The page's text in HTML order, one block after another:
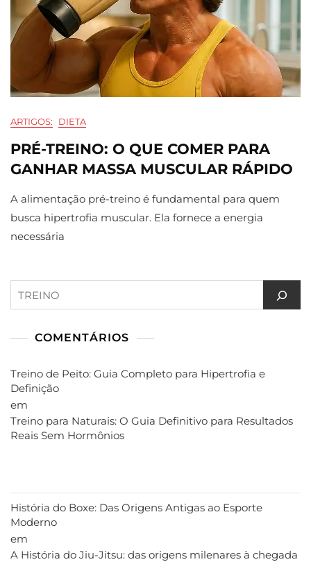
ARTIGOS: DIETA
PRÉ-TREINO: O QUE COMER PARA
GANHAR MASSA MUSCULAR RÁPIDO
A alimentação pré-treino é fundamental para quem
busca hipertrofia muscular. Ela fornece a energia
necessária
COMENTÁRIOS
Treino de Peito: Guia Completo para Hipertrofia e
Definição
em
Treino para Naturais: O Guia Definitivo para Resultados
Reais Sem Hormônios
História do Boxe: Das Origens Antigas ao Esporte
Moderno
em
A História do Jiu-Jitsu: das origens milenares à chegada